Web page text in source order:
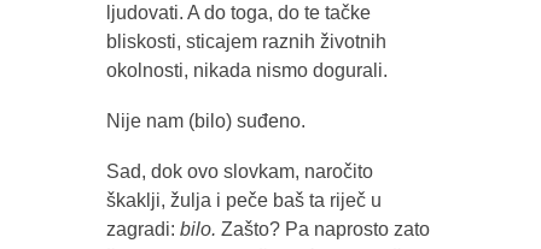
ljudovati. A do toga, do te tačke
bliskosti, sticajem raznih životnih
okolnosti, nikada nismo dogurali.
Nije nam (bilo) suđeno.
Sad, dok ovo slovkam, naročito
škaklji, žulja i peče baš ta riječ u
zagradi: bilo. Zašto? Pa naprosto zato